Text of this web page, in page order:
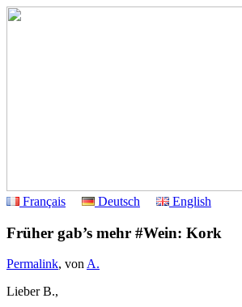
Français
Deutsch English
Früher gab’s mehr #Wein: Kork
Permalink, vonA.
Lieber B.,